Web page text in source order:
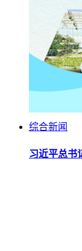
综合新闻
习近平总书